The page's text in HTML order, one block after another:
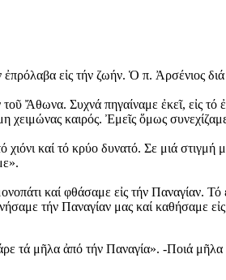
εἰς τήν ζωήν. Ὁ π. Ἀρσένιος
Ἄθωνα. Συχνά πηγαίναμε ἐκεῖ, εἰς
χειμώνας καιρός. Ἐμεῖς ὅμως
χιόνι καί τό κρύο δυνατό. Σε μιά
καί φθάσαμε εἰς τήν Παναγίαν.
τήν Παναγίαν μας καί καθήσαμε εἰς
τά μῆλα ἀπό τήν Παναγία». -Ποιά